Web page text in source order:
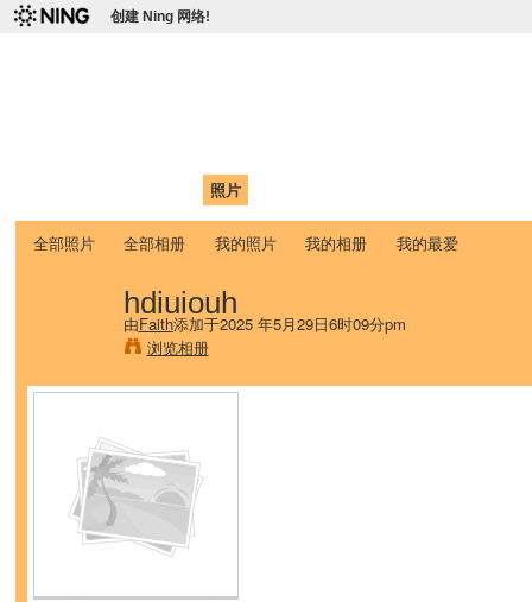
创建 Ning 网络!
照片
全部照片 全部相册 我的照片 我的相册 我的最爱
hdiuiouh
由Faith添加于2025 年5月29日6时09分pm
浏览相册